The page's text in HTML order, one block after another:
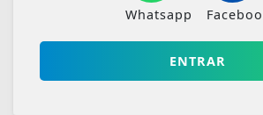
Whatsapp
ENTRAR